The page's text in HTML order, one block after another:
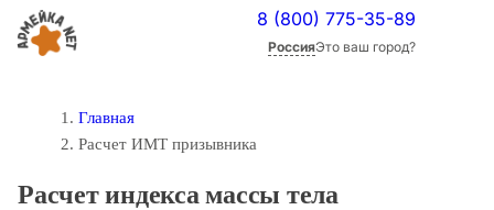
8 (800) 775-35-89
РоссияЭто ваш город?
Главная
Расчет ИМТ призывника
Расчет индекса массы тела